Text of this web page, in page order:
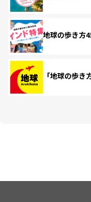
地球の歩き方
「地球の歩